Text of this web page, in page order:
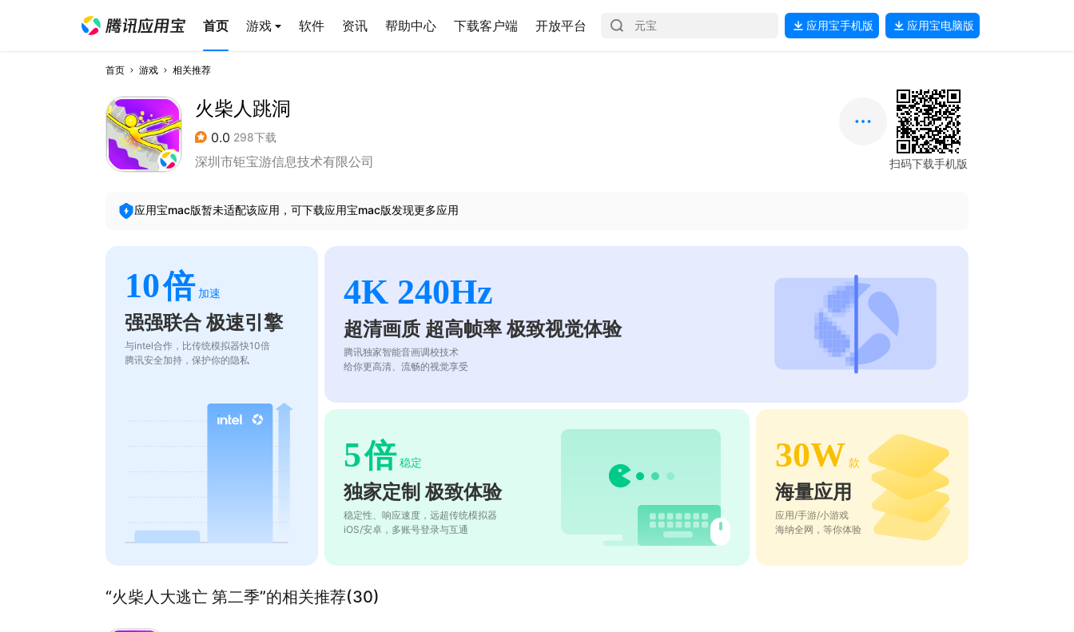
首页 游戏 软件 资讯 帮助中心 下载客户端 开放平台 应用宝手机版 应用宝电脑版
首页 游戏 相关推荐
火柴人跳洞
0.0 298下载
深圳市钜宝游信息技术有限公司 扫码下载手机版
应用宝mac版暂未适配该应用，可下载应用宝mac版发现更多应用
10倍 加速
强强联合 极速引擎
与intel合作，比传统模拟器快10倍
腾讯安全加持，保护你的隐私
4K 240Hz
超清画质 超高帧率 极致视觉体验
腾讯独家智能音画调校技术
给你更高清、流畅的视觉享受
5倍 稳定
独家定制 极致体验
稳定性、响应速度，远超传统模拟器
iOS/安卓，多账号登录与互通
30W 款
海量应用
应用/手游/小游戏
海纳全网，等你体验
“火柴人大逃亡 第二季”的相关推荐(30)